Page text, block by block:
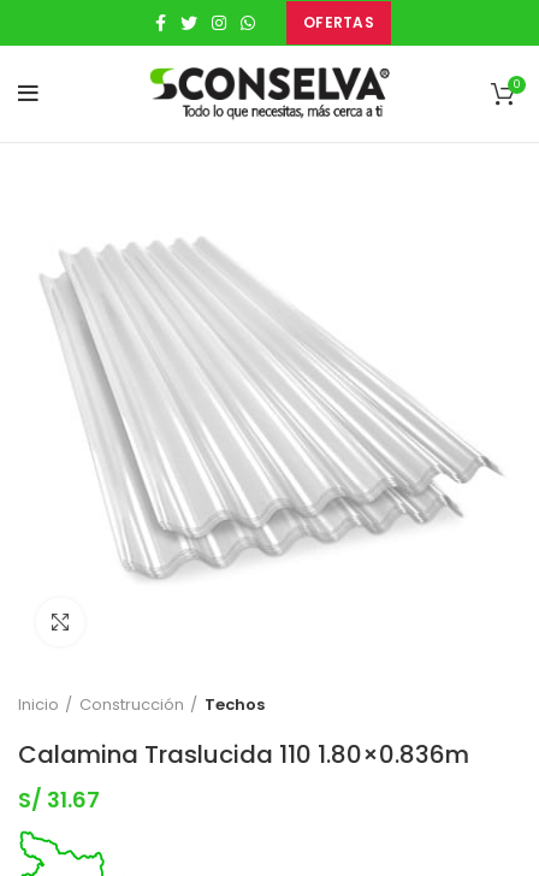
OFERTAS
0
Inicio Construcción Techos
Calamina Traslucida 110 1.80×0.836m
S/ 31.67